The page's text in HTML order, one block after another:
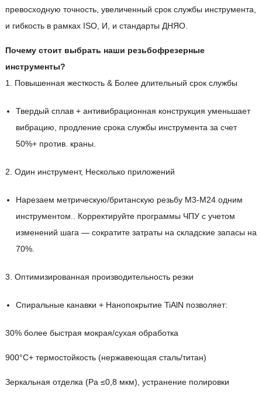
превосходную точность, увеличенный срок службы инструмента,
и гибкость в рамках ISO, И, и стандарты ДНЯО.
Почему стоит выбрать наши резьбофрезерные
инструменты?
1. Повышенная жесткость & Более длительный срок службы
Твердый сплав + антивибрационная конструкция уменьшает
вибрацию, продление срока службы инструмента за счет
50%+ против. краны.
2. Один инструмент, Несколько приложений
Нарезаем метрическую/британскую резьбу M3-M24 одним
инструментом.. Корректируйте программы ЧПУ с учетом
изменений шага — сократите затраты на складские запасы на
70%.
3. Оптимизированная производительность резки
Спиральные канавки + Нанопокрытие TiAlN позволяет:
30% более быстрая мокрая/сухая обработка
900°C+ термостойкость (нержавеющая сталь/титан)
Зеркальная отделка (Ра ≤0,8 мкм), устранение полировки